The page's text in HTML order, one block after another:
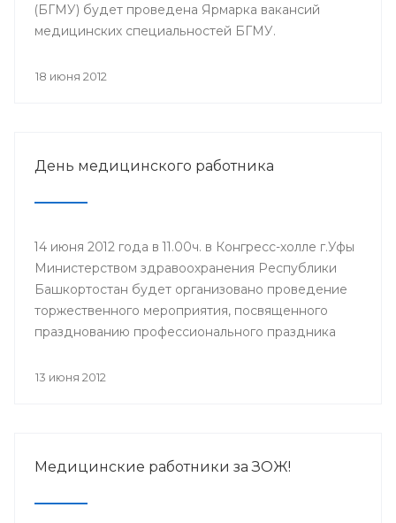
(БГМУ) будет проведена Ярмарка вакансий
медицинских специальностей БГМУ.
лечебно-профилактических учреждений (ЛПУ)
выпускники 2012 года.
18 июня 2012
День медицинского работника
14 июня 2012 года в 11.00ч. в Конгресс-холле г.Уфы
Министерством здравоохранения Республики
Башкортостан будет организовано проведение
торжественного мероприятия, посвященного
празднованию профессионального праздника
участия в мероприятии приглашены
государственных унитарных предприятий,
13 июня 2012
Медицинские работники за ЗОЖ!